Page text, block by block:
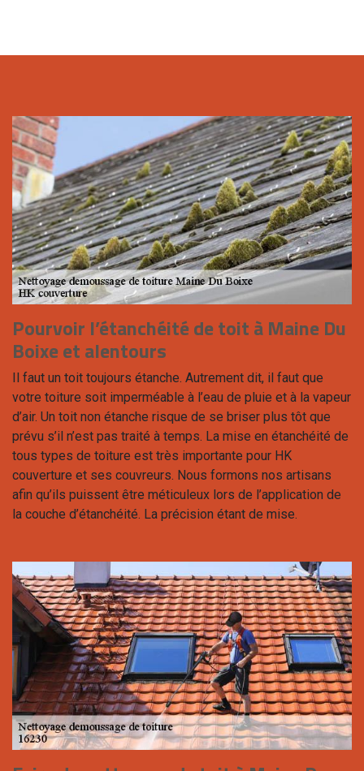
Pourvoir l’étanchéité de toit à Maine Du
Boixe et alentours
Il faut un toit toujours étanche. Autrement dit, il faut que
votre toiture soit imperméable à l’eau de pluie et à la vapeur
d’air. Un toit non étanche risque de se briser plus tôt que
prévu s’il n’est pas traité à temps. La mise en étanchéité de
tous types de toiture est très importante pour HK
couverture et ses couvreurs. Nous formons nos artisans
afin qu’ils puissent être méticuleux lors de l’application de
la couche d’étanchéité. La précision étant de mise.